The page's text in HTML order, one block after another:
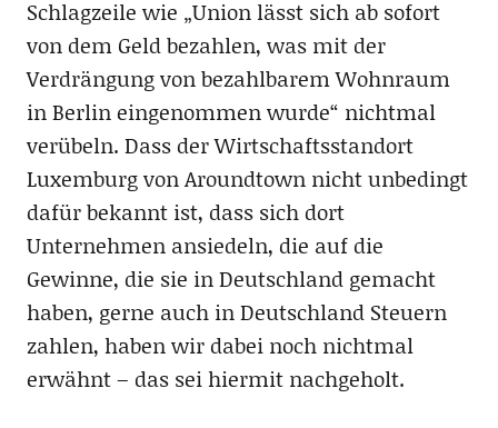
Schlagzeile wie „Union lässt sich ab sofort
von dem Geld bezahlen, was mit der
Verdrängung von bezahlbarem Wohnraum
in Berlin eingenommen wurde“ nichtmal
verübeln. Dass der Wirtschaftsstandort
Luxemburg von Aroundtown nicht unbedingt
dafür bekannt ist, dass sich dort
Unternehmen ansiedeln, die auf die
Gewinne, die sie in Deutschland gemacht
haben, gerne auch in Deutschland Steuern
zahlen, haben wir dabei noch nichtmal
erwähnt – das sei hiermit nachgeholt.